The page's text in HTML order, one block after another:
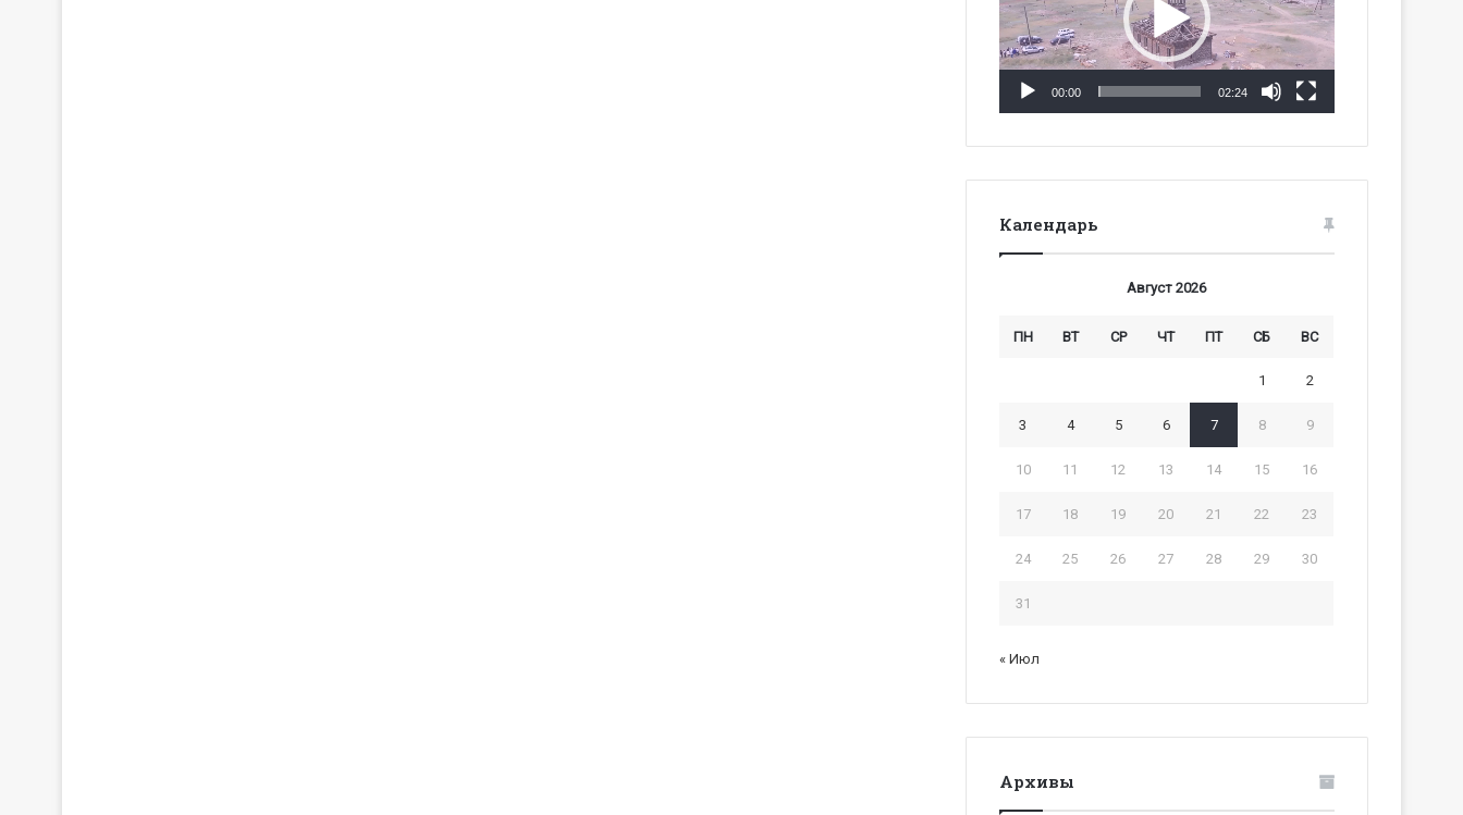
00:00 02:24
Календарь
Август 2026
ПН ВТ СР ЧТ ПТ СБ ВС
1 2
3 4 5 6 7 8 9
10 11 12 13 14 15 16
17 18 19 20 21 22 23
24 25 26 27 28 29 30
31
« Июл
Архивы